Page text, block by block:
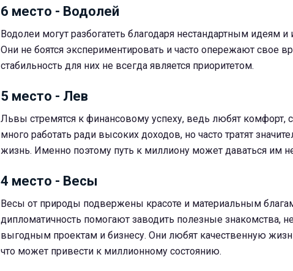
6 место - Водолей
Водолеи могут разбогатеть благодаря нестандартным идеям
Они не боятся экспериментировать и часто опережают свое
стабильность для них не всегда является приоритетом.
5 место - Лев
Львы стремятся к финансовому успеху, ведь любят комфорт,
много работать ради высоких доходов, но часто тратят
жизнь. Именно поэтому путь к миллиону может даваться им
4 место - Весы
Весы от природы подвержены красоте и материальным
дипломатичность помогают заводить полезные знакомства,
выгодным проектам и бизнесу. Они любят качественную
что может привести к миллионному состоянию.